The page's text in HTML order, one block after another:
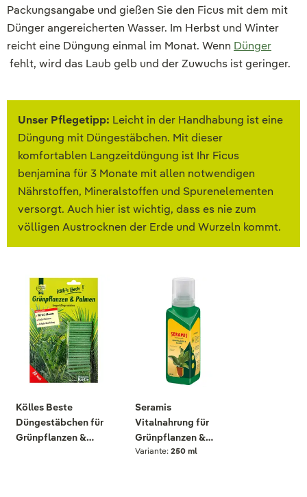
Packungsangabe und gießen Sie den Ficus mit dem mit
Dünger angereicherten Wasser. Im Herbst und Winter
reicht eine Düngung einmal im Monat. Wenn Dünger
fehlt, wird das Laub gelb und der Zuwuchs ist geringer.
Unser Pflegetipp: Leicht in der Handhabung ist eine
Düngung mit Düngestäbchen. Mit dieser
komfortablen Langzeitdüngung ist Ihr Ficus
benjamina für 3 Monate mit allen notwendigen
Nährstoffen, Mineralstoffen und Spurenelementen
versorgt. Auch hier ist wichtig, dass es nie zum
völligen Austrocknen der Erde und Wurzeln kommt.
Kölles Beste
Düngestäbchen für
Grünpflanzen &
Seramis
Vitalnahrung für
Grünpflanzen &
Palmen, 200 ml
Variante:250 ml